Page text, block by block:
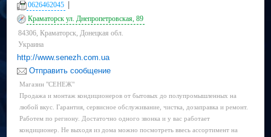
0626462045
Краматорск ул. Днепропетровская, 89
84306, Краматорск, Донецкая обл.
Украина
http://www.senezh.com.ua
Отправить сообщение
Магазин "СЕНЕЖ"
Продажа и монтаж кондиционеров от бытовых до полупромышленных на
любой вкус. Гарантия, сервисное обслуживание, чистка, дозаправка и ремонт.
Работем по региону. Достаточно одного звонка и у вас работает
кондиционер. Не выходя из дома можно посмотреть ввесь ассортимент на